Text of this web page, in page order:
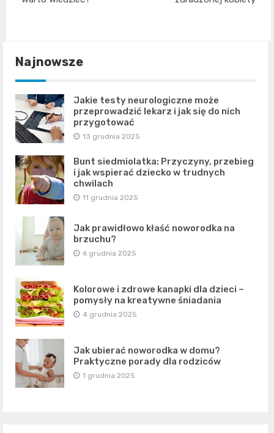
Najnowsze
Jakie testy neurologiczne może
przeprowadzić lekarz i jak się do nich
przygotować
13 grudnia 2025
Bunt siedmiolatka: Przyczyny, przebieg
i jak wspierać dziecko w trudnych
chwilach
11 grudnia 2025
Jak prawidłowo kłaść noworodka na
brzuchu?
6 grudnia 2025
Kolorowe i zdrowe kanapki dla dzieci –
pomysły na kreatywne śniadania
4 grudnia 2025
Jak ubierać noworodka w domu?
Praktyczne porady dla rodziców
1 grudnia 2025